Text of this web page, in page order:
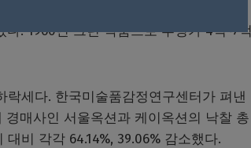
은 미술시장 위축을 보여준다. 케이옥
. 1960년 그린 작품으로 추정가 4억~7억
세다. 한국미술품감정연구센터가 펴낸
경매사인 서울옥션과 케이옥션의 낙찰 총
비 각각 64.14%, 39.06% 감소했다.